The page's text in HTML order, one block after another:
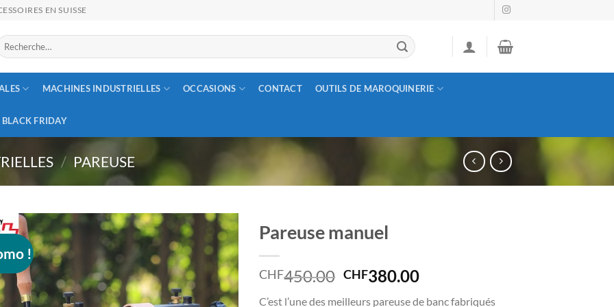
EN SUISSE
:
MACHINES INDUSTRIELLES OCCASIONS CONTACT OUTILS DE MAROQUINERIE
BLACK FRIDAY
/ PAREUSE
!
Pareuse manuel
CHF450.00 Le
CHF380.00Le
C’est l’une des meilleurs pareuse de banc fabriqués